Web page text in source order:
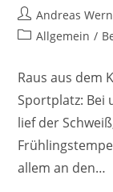
Beitrags-
Autor:
Andreas
Beitrags-
Allgemein /
Raus aus dem
Sportplatz: Bei
lief der
allem an den…